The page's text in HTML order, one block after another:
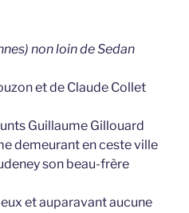
non loin de Sedan
et de Claude Collet
Guillaume Gillouard
demeurant en ceste ville
son beau-frère
et auparavant aucune